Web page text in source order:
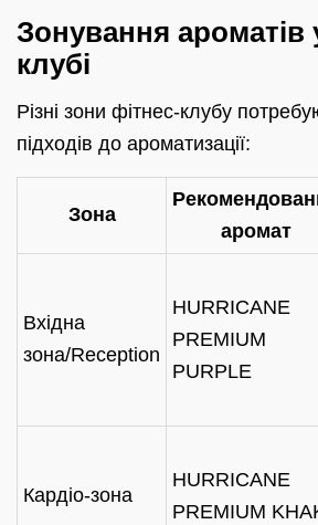
Зонування ароматів
клубі
Різні зони фітнес-клубу
підходів до ароматизації:
Зона
аромат
Вхідна
зона/Reception
HURRICANE
PREMIUM
PURPLE
Кардіо-зона
HURRICANE
PREMIUM